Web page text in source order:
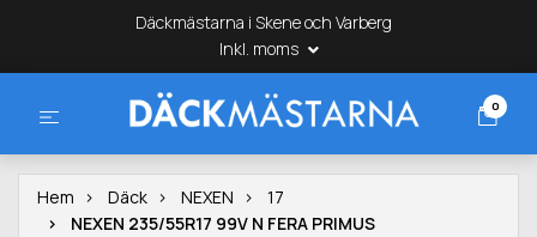
Däckmästarna i Skene och Varberg
Inkl. moms
0
Hem Däck NEXEN
17
NEXEN 235/55R17 99V N FERA PRIMUS